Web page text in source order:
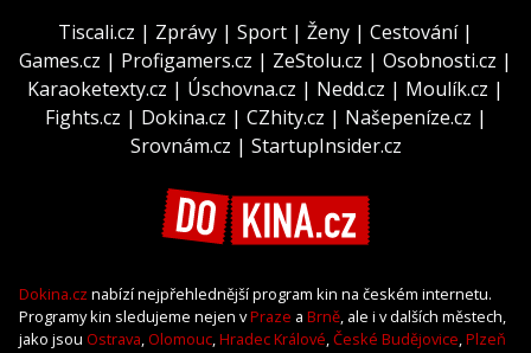
Tiscali.cz | Zprávy | Sport | Ženy | Cestování|
Games.cz | Profigamers.cz | ZeStolu.cz | Osobnosti.cz |
Karaoketexty.cz | Úschovna.cz | Nedd.cz | Moulík.cz |
Fights.cz | Dokina.cz | CZhity.cz | Našepeníze.cz |
Srovnám.cz | StartupInsider.cz
Dokina.cz nabízí nejpřehlednější program kin na českém internetu.
Programy kin sledujeme nejen vPraze a Brně, ale i v dalších městech,
jako jsou Ostrava, Olomouc,Hradec Králové,České Budějovice,Plzeň